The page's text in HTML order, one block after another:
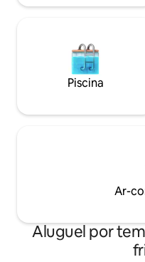
aconchegantes sob o
Piscina
Ar-
Aluguel por